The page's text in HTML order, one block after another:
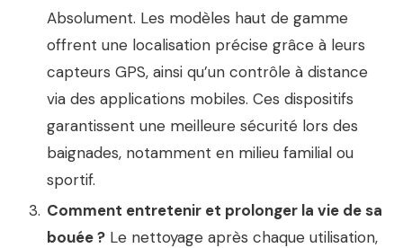
Absolument. Les modèles haut de gamme
offrent une localisation précise grâce à leurs
capteurs GPS, ainsi qu’un contrôle à distance
via des applications mobiles. Ces dispositifs
garantissent une meilleure sécurité lors des
baignades, notamment en milieu familial ou
sportif.
Comment entretenir et prolonger la vie de sa
bouée ? Le nettoyage après chaque utilisation,